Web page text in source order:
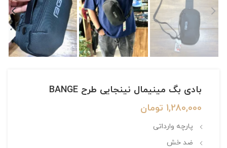
بادی بگ مینیمال نینجایی طرح BANGE
1,280,000 تومان
پارچه وارداتی
ضد خش